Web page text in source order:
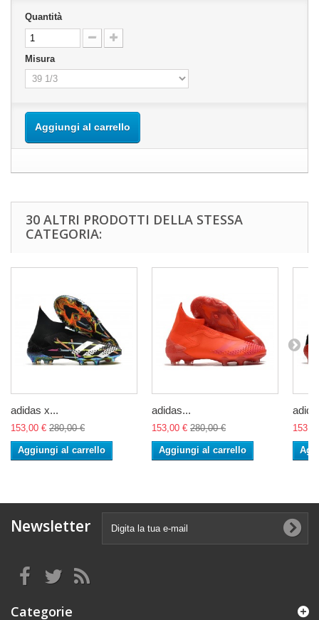
Quantità
Misura
Aggiungi al carrello
30 ALTRI PRODOTTI DELLA STESSA
CATEGORIA:
adidas x...
153,00 € 280,00 €
Aggiungi al carrello
adidas...
153,00 € 280,00 €
Aggiungi al carrello
Newsletter
Categorie